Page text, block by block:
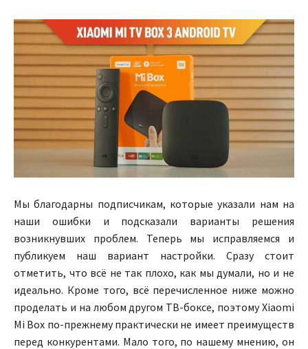
Мы благодарны подписчикам, которые указали нам на
наши ошибки и подсказали варианты решения
возникнувших проблем. Теперь мы исправляемся и
публикуем наш вариант настройки. Сразу стоит
отметить, что всё не так плохо, как мы думали, но и не
идеально. Кроме того, всё перечисленное ниже можно
проделать и на любом другом ТВ-боксе, поэтому Xiaomi
Mi Box по-прежнему практически не имеет преимуществ
перед конкурентами. Мало того, по нашему мнению, он